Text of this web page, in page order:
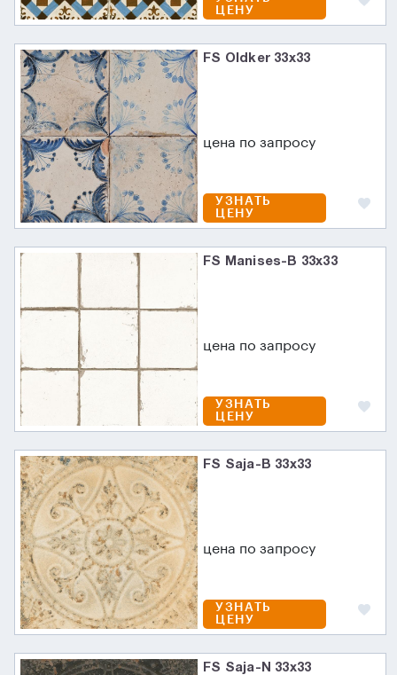
ЦЕНУ
FS Oldker 33x33
цена по запросу
УЗНАТЬ
ЦЕНУ
FS Manises-B 33x33
цена по запросу
УЗНАТЬ
ЦЕНУ
FS Saja-B 33x33
цена по запросу
УЗНАТЬ
ЦЕНУ
FS Saja-N 33x33